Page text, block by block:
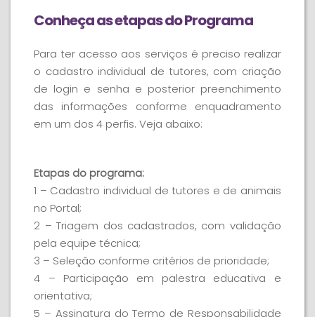
Conheça as etapas do Programa
Para ter acesso aos serviços é preciso realizar
o cadastro individual de tutores, com criação
de login e senha e posterior preenchimento
das informações conforme enquadramento
em um dos 4 perfis. Veja abaixo:
Etapas do programa:
1 – Cadastro individual de tutores e de animais
no Portal;
2 – Triagem dos cadastrados, com validação
pela equipe técnica;
3 – Seleção conforme critérios de prioridade;
4 – Participação em palestra educativa e
orientativa;
5 – Assinatura do Termo de Responsabilidade